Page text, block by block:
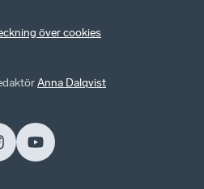
över cookies
Anna Dalqvist